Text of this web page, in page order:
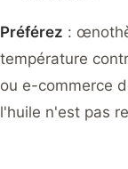
Préférez :
température
ou e-commerce
l'huile n'est pas